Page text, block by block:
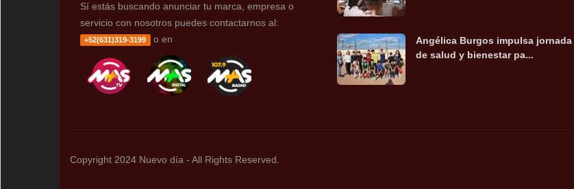
Sí estás buscando anunciar tu marca, empresa o
servicio con nosotros puedes contactarnos al:
+52(631)319-3199 o en
Angélica Burgos impulsa jornada
de salud y bienestar pa...
Copyright 2024 Nuevo día - All Rights Reserved.